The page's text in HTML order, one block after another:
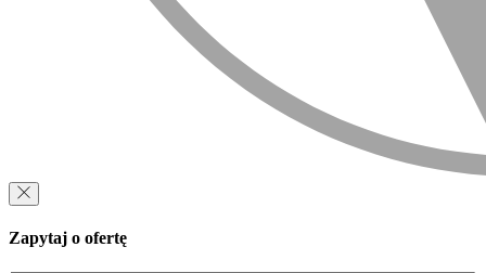
Zapytaj o ofertę